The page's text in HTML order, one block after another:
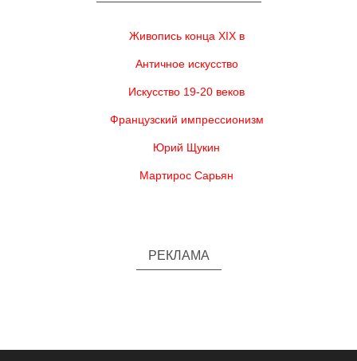
Живопись конца XIX в
Античное искусство
Искусство 19-20 веков
Французский импрессионизм
Юрий Щукин
Мартирос Сарьян
РЕКЛАМА